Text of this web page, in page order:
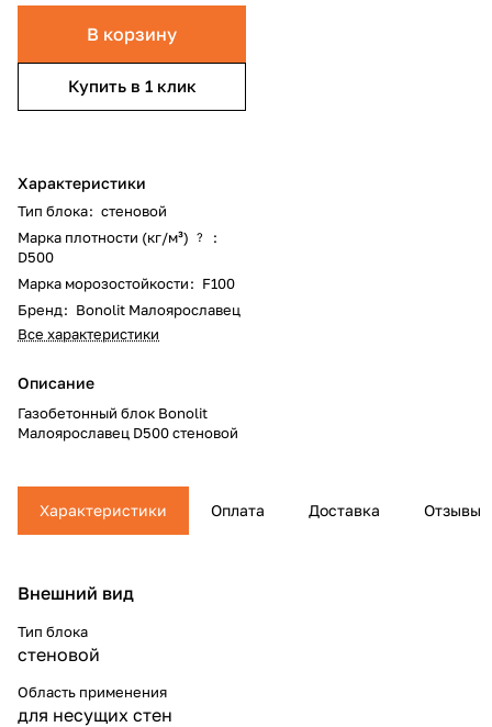
В корзину
Купить в 1 клик
Характеристики
Тип блока: стеновой
Марка плотности (кг/м³)
?
:
D500
Марка морозостойкости: F100
Бренд: Bonolit Малоярославец
Все характеристики
Описание
Газобетонный блок Bonolit
Малоярославец D500 стеновой
Характеристики Оплата Доставка Отзывы
Внешний вид
Тип блока
стеновой
Область применения
для несущих стен